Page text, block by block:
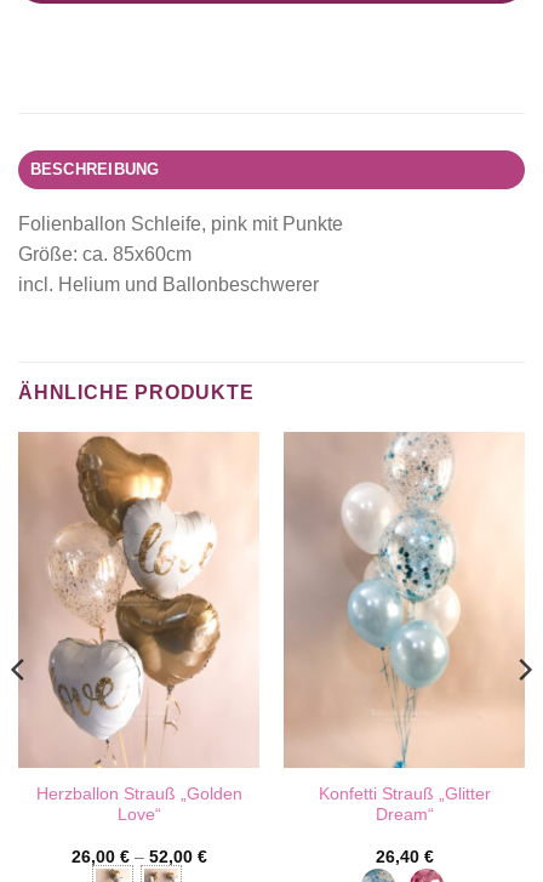
BESCHREIBUNG
Folienballon Schleife, pink mit Punkte
Größe: ca. 85x60cm
incl. Helium und Ballonbeschwerer
ÄHNLICHE PRODUKTE
Herzballon Strauß „Golden
Love“
26,00 €– 52,00 €
Konfetti Strauß „Glitter
Dream“
26,40 €